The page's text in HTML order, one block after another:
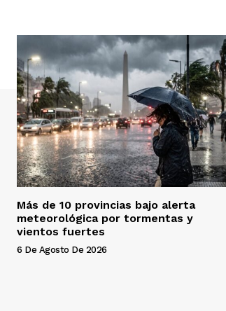
Más de 10 provincias bajo alerta
meteorológica por tormentas y
vientos fuertes
6 De Agosto De 2026